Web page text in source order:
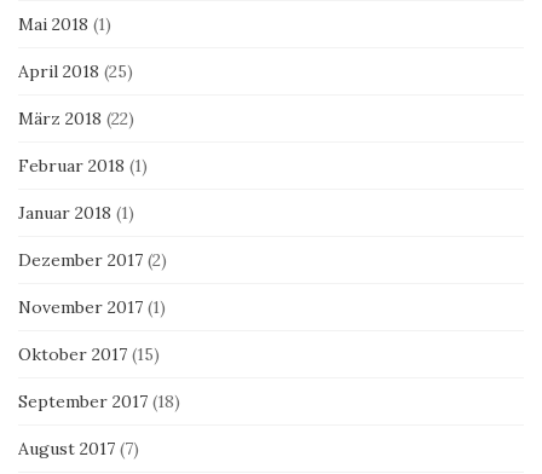
Mai 2018 (1)
April 2018 (25)
März 2018 (22)
Februar 2018 (1)
Januar 2018 (1)
Dezember 2017 (2)
November 2017 (1)
Oktober 2017 (15)
September 2017 (18)
August 2017 (7)